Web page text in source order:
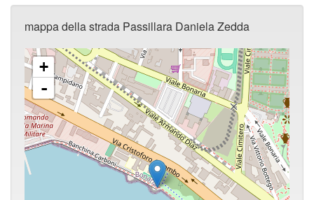
mappa della strada Passillara Daniela Zedda
+
-